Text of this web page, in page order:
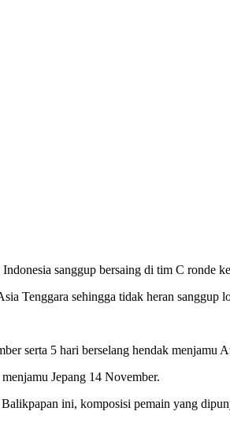
sanggup bersaing di tim C ronde
Tenggara sehingga tidak heran sanggup
serta 5 hari berselang hendak menjamu
Jepang 14 November.
ini, komposisi pemain yang